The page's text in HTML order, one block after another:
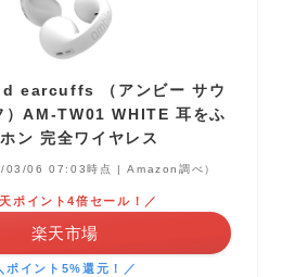
earcuffs （アンビー サウ
）AM-TW01 WHITE 耳をふ
ン 完全ワイヤレス
03/06 07:03時点 | Amazon調べ）
ポイント4倍セール！／
楽天市場
ポイント5%還元！／